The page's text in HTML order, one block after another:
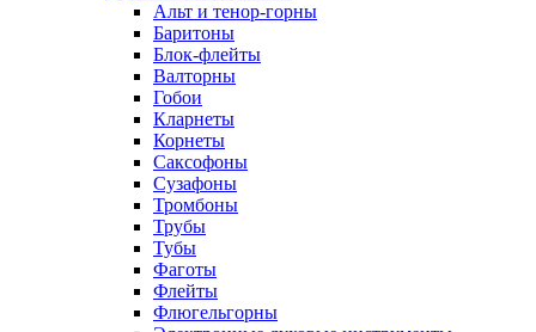
Альт и тенор-горны
Баритоны
Блок-флейты
Валторны
Гобои
Кларнеты
Корнеты
Саксофоны
Сузафоны
Тромбоны
Трубы
Тубы
Фаготы
Флейты
Флюгельгорны